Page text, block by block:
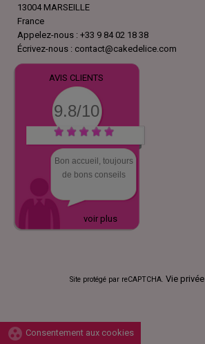
13004 MARSEILLE
France
Appelez-nous : +33 9 84 02 18 38
Écrivez-nous : contact@cakedelice.com
AVIS CLIENTS
9.8/10
Bon accueil, toujours
de bons conseils
voir plus
Site protégé par reCAPTCHA. Vie privée
group_work Consentement aux cookies